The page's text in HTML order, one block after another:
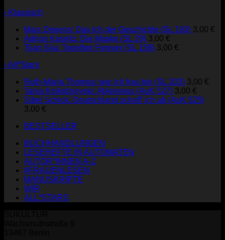
› Klassisch
Marc Degens: Das Ich der Geschichte (SL 193) 3,00 €
Adrian Kasnitz: Die Maske (SL 29) 3,00 €
Tijan Sila: Together Forever (SL 158) 3,00 €
› All*Stars
Ruth-Maria Thomas: wie ich frau bin (SL 203) 3,00 €
Tanja Kollodzieyski: Ableismus (AuK 527) 3,00 €
Sibel Schick: Deutschland schaff' ich ab (AuK 525)
3,00 €
BESTSELLER
BUCHHANDLUNGEN
LESEHEFTE IN AUTOMATEN
AUTOR*INNEN A-Z
#FRAUENLESEN
MANUSKRIPTE
WIR
ALL*STARS